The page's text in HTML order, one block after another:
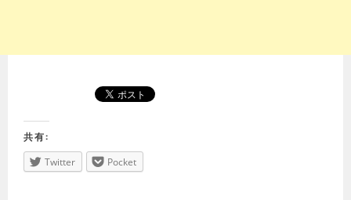
共有:
Twitter
Pocket